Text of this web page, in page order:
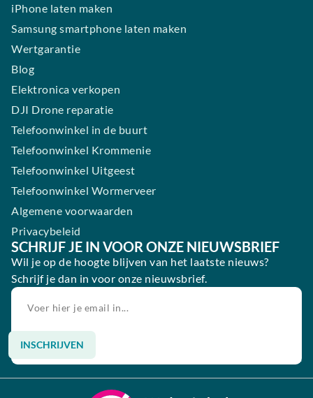
iPhone laten maken
Samsung smartphone laten maken
Wertgarantie
Blog
Elektronica verkopen
DJI Drone reparatie
Telefoonwinkel in de buurt
Telefoonwinkel Krommenie
Telefoonwinkel Uitgeest
Telefoonwinkel Wormerveer
Algemene voorwaarden
Privacybeleid
SCHRIJF JE IN VOOR ONZE NIEUWSBRIEF
Wil je op de hoogte blijven van het laatste nieuws?
Schrijf je dan in voor onze nieuwsbrief.
INSCHRIJVEN
Alternative: